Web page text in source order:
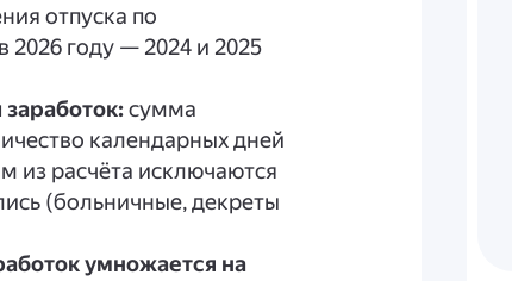
отпуска по
году — 2024 и 2025
сумма
календарных дней
из расчёта исключаются
(больничные, декреты
умножается на